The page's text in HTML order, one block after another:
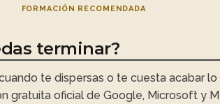
FORMACIÓN RECOMENDADA
terminar?
te dispersas o te cuesta acabar
gratuita oficial de Google, Microsoft y